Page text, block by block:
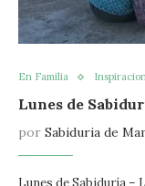
En Familia
Lunes de
por Sabiduria de
Lunes de Sabiduría –